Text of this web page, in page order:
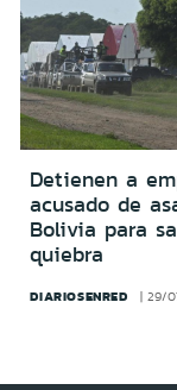
Detienen a
acusado de
Bolivia para
quiebra
DIARIOSENRED 29/